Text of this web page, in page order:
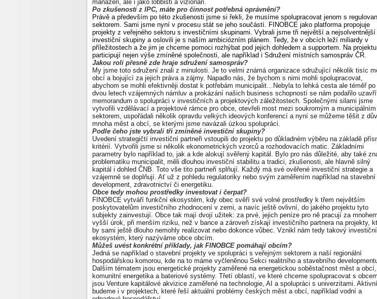
manažeři, ale i jako lobbisti a vizionáři.
Po zkušenosti z IPC, máte pro činnost potřebná oprávnění?
Právě a především po této zkušenosti jsme si řekli, že musíme spolupracovat jenom s
sektorem. Sami jsme nyní v procesu stát se jeho součástí. FINOBCE jako platforma propojuje
projekty z veřejného sektoru s investičními skupinami. Vybrali jsme tři největší a nejsolventnější
investiční skupiny a oslovili je s naším ambiciózním plánem. Tedy, že v obcích leží miliardy v
příležitostech a že jim je chceme pomoci rozhýbat pod jejich dohledem a supportem. Na projektu
participují nejen výše zmíněné společnosti, ale například i Sdružení místních samospráv ČR.
Jakou roli přesně zde hraje sdružení samospráv?
My jsme toto sdružení znali z minulosti. Je to velmi známá organizace sdružující několik tisíc
obcí a bojující za jejich práva a zájmy. Napadlo nás, že bychom s nimi mohli spolupracovat,
abychom se mohli efektivněji dostat k potřebám municipalit…Nebyla to lehká cesta ale téměř po
dvou letech vzájemných námluv a prokázání našich business schopností se nám podařilo
memorandum o spolupráci v investičních a projektových záležitostech. Společnými silami jsme
vytvořili vzdělávací a projektové rámce pro obce, otevřeli most mezi soukromým a municipálním
sektorem, uspořádali několik opravdu velkých ideových konferencí a nyní se můžeme těšit z
mnoha měst a obcí, se kterými jsme navázali úzkou spolupráci.
Podle čeho jste vybrali tři zmíněné investiční skupiny?
Uvedení strategičtí investiční partneři vstoupili do projektu po důkladném výběru na základě
kritérií. Vytvořili jsme si několik ekonometrických vzorců a rozhodovacích matic. Základními
parametry bylo například to, jak a kde alokují svěřený kapitál. Bylo pro nás důležité, aby také
problematiku municipalit, měli dlouhou investiční stabilitu a tradici, zkušenosti, ale hlavně silný
kapitál i dohled ČNB. Toto vše tito partneři splňují. Každý má své ověřené investiční strategie a
vzájemně se doplňují. Ať už z pohledu regulatoriky nebo svým zaměřením například na stavební
development, zdravotnictví či energetiku.
Obce tedy mohou prostředky investovat i čerpat?
FINOBCE vytváří funkční ekosystém, kdy obec svěří své volné prostředky k třem největším
poskytovatelům investičního zhodnocení v zemi, a navíc ještě ovlivní, do jakého projektu tyto
subjekty zainvestují. Obce tak mají dvojí užitek: za prvé, jejich peníze pro ně pracují za mnohem
vyšší úrok, při menším riziku, než v bance a zároveň získají investičního partnera na projekty,
by sami ještě dlouho nemohly realizovat nebo dokonce vůbec. Vznikl nám tedy takový investiční
ekosystém, který nazýváme obce obcím.
Můžeš uvést konkrétní příklady, jak FINOBCE pomáhají obcím?
Jedná se například o stavební projekty ve spolupráci s veřejným sektorem a naší regionální
hospodářskou komorou, kde na to máme vyčleněnou Sekci realitního a stavebního
Dalším tématem jsou energetické projekty zaměřené na energetickou soběstačnost měst a obcí,
komunitní energetika a bateriové systémy. Třetí oblastí, ve které chceme spolupracovat s
jsou Venture kapitálové akvizice zaměřené na technologie, AI a spolupráci s univerzitami. Aktivní
budeme i v projektech, které řeší aktuální problémy českých měst a obcí, například vodní a